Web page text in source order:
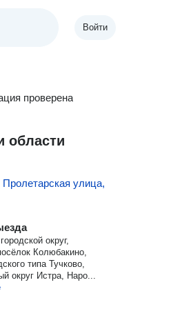
Войти
проверена
области
Пролетарская улица,
округ,
Колюбакино,
типа Тучково,
округ Истра, Наро...